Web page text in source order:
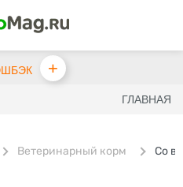
+
ГЛАВНАЯ
Ветеринарный корм Со